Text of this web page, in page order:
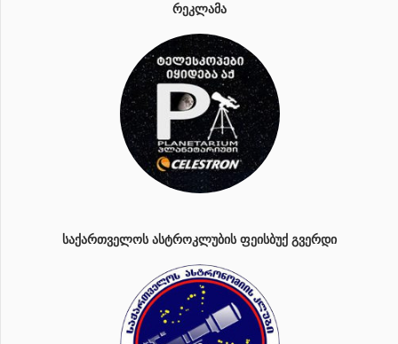
ᲠᲔᲙᲚᲐᲛᲐ
ᲡᲐᲥᲐᲠᲗᲕᲔᲚᲝᲡ ᲐᲡᲢᲠᲝᲙᲚᲣᲑᲘᲡ ᲤᲔᲘᲡᲑᲣᲥ ᲒᲕᲔᲠᲓᲘ